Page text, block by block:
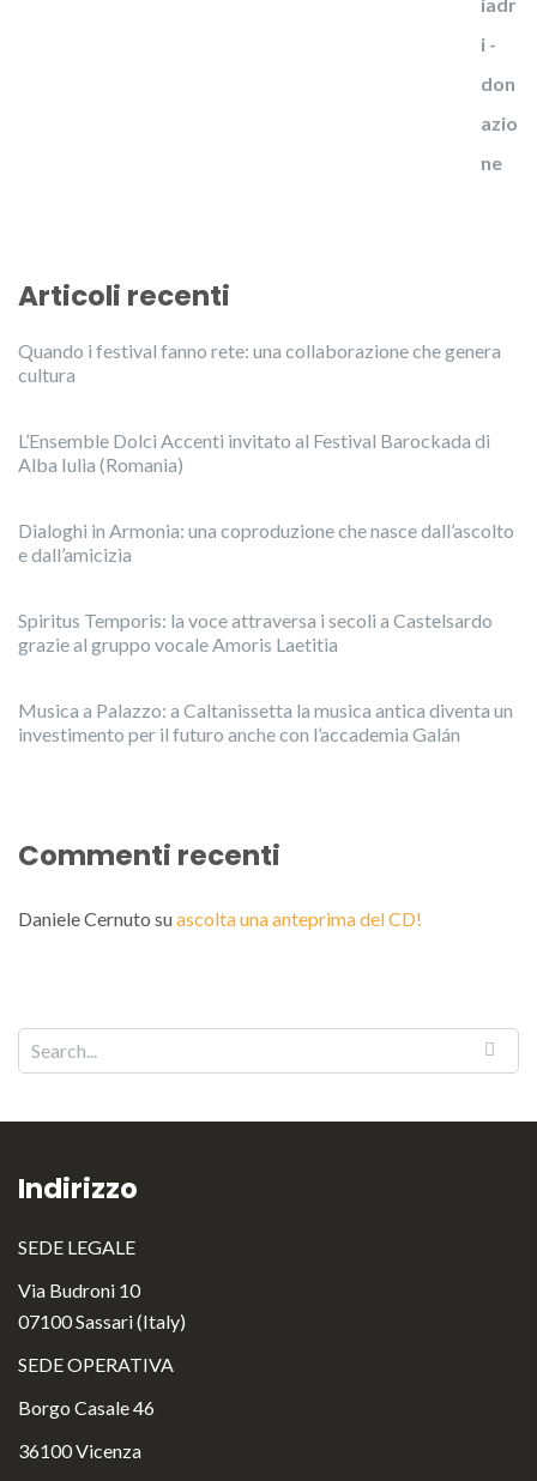
Articoli recenti
Quando i festival fanno rete: una collaborazione che genera
cultura
L’Ensemble Dolci Accenti invitato al Festival Barockada di
Alba Iulia (Romania)
Dialoghi in Armonia: una coproduzione che nasce dall’ascolto
e dall’amicizia
Spiritus Temporis: la voce attraversa i secoli a Castelsardo
grazie al gruppo vocale Amoris Laetitia
Musica a Palazzo: a Caltanissetta la musica antica diventa un
investimento per il futuro anche con l’accademia Galán
Commenti recenti
Daniele Cernuto suascolta una anteprima del CD!
Indirizzo
SEDE LEGALE
Via Budroni 10
07100 Sassari (Italy)
SEDE OPERATIVA
Borgo Casale 46
36100 Vicenza